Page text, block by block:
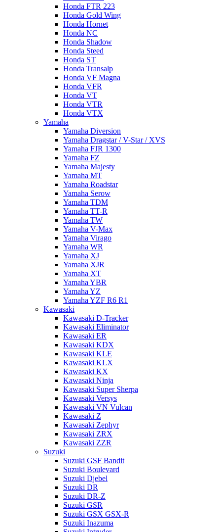
Honda FTR 223
Honda Gold Wing
Honda Hornet
Honda NC
Honda Shadow
Honda Steed
Honda ST
Honda Transalp
Honda VF Magna
Honda VFR
Honda VT
Honda VTR
Honda VTX
Yamaha
Yamaha Diversion
Yamaha Dragstar / V-Star / XVS
Yamaha FJR 1300
Yamaha FZ
Yamaha Majesty
Yamaha MT
Yamaha Roadstar
Yamaha Serow
Yamaha TDM
Yamaha TT-R
Yamaha TW
Yamaha V-Max
Yamaha Virago
Yamaha WR
Yamaha XJ
Yamaha XJR
Yamaha XT
Yamaha YBR
Yamaha YZ
Yamaha YZF R6 R1
Kawasaki
Kawasaki D-Tracker
Kawasaki Eliminator
Kawasaki ER
Kawasaki KDX
Kawasaki KLE
Kawasaki KLX
Kawasaki KX
Kawasaki Ninja
Kawasaki Super Sherpa
Kawasaki Versys
Kawasaki VN Vulcan
Kawasaki Z
Kawasaki Zephyr
Kawasaki ZRX
Kawasaki ZZR
Suzuki
Suzuki GSF Bandit
Suzuki Boulevard
Suzuki Djebel
Suzuki DR
Suzuki DR-Z
Suzuki GSR
Suzuki GSX GSX-R
Suzuki Inazuma